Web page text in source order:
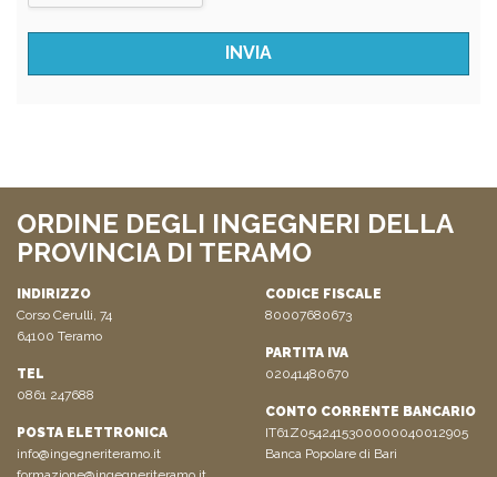
ORDINE DEGLI INGEGNERI DELLA
PROVINCIA DI TERAMO
INDIRIZZO
Corso Cerulli, 74
64100 Teramo
TEL
0861 247688
POSTA ELETTRONICA
info@ingegneriteramo.it
CODICE FISCALE
80007680673
PARTITA IVA
02041480670
CONTO CORRENTE BANCARIO
IT61Z0542415300000040012905
Banca Popolare di Bari